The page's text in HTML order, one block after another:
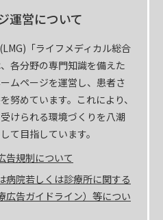
運営について
「ライフメディカル総合
各分野の専門知識を備えた
ムページを運営し、患者さ
努めています。これにより、
けられる環境づくりを八潮
て目指しています。
告規制について
病院若しくは診療所に関する
広告ガイドライン）等につい